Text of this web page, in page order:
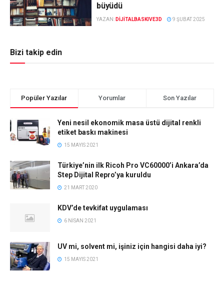
büyüdü
YAZAN: DIJITALBASKIVE3D 9 ŞUBAT 2025
Bizi takip edin
Popüler Yazılar Yorumlar Son Yazılar
Yeni nesil ekonomik masa üstü dijital renkli
etiket baskı makinesi
15 MAYIS 2021
Türkiye’nin ilk Ricoh Pro VC60000’i Ankara’da
Step Dijital Repro’ya kuruldu
21 MART 2020
KDV’de tevkifat uygulaması
6 NISAN 2021
UV mi, solvent mi, işiniz için hangisi daha iyi?
15 MAYIS 2021